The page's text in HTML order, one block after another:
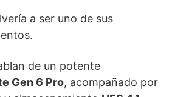
a ser uno de sus
de un potente
Gen 6 Pro, acompañado por